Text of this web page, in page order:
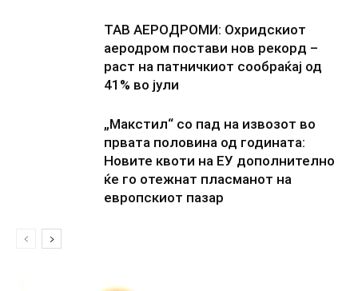
ТАВ АЕРОДРОМИ: Охридскиот
аеродром постави нов рекорд –
раст на патничкиот сообраќај од
41% во јули
„Макстил“ со пад на извозот во
првата половина од годината:
Новите квоти на ЕУ дополнително
ќе го отежнат пласманот на
европскиот пазар